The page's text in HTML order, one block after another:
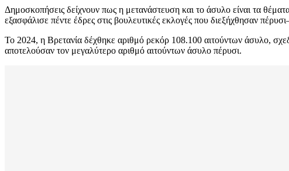
Δημοσκοπήσεις δείχνουν πως η μετανάστευση και το άσυλο είναι τα
εξασφάλισε πέντε έδρες στις βουλευτικές εκλογές που διεξήχθησαν
Το 2024, η Βρετανία δέχθηκε αριθμό ρεκόρ 108.100 αιτούντων άσυλο,
αποτελούσαν τον μεγαλύτερο αριθμό αιτούντων άσυλο πέρυσι.